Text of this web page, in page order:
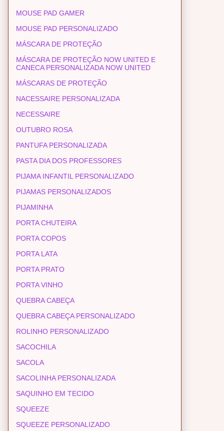
MOUSE PAD GAMER
MOUSE PAD PERSONALIZADO
MÁSCARA DE PROTEÇÃO
MÁSCARA DE PROTEÇÃO NOW UNITED E
CANECA PERSONALIZADA NOW UNITED
MÁSCARAS DE PROTEÇÃO
NACESSAIRE PERSONALIZADA
NECESSAIRE
OUTUBRO ROSA
PANTUFA PERSONALIZADA
PASTA DIA DOS PROFESSORES
PIJAMA INFANTIL PERSONALIZADO
PIJAMAS PERSONALIZADOS
PIJAMINHA
PORTA CHUTEIRA
PORTA COPOS
PORTA LATA
PORTA PRATO
PORTA VINHO
QUEBRA CABEÇA
QUEBRA CABEÇA PERSONALIZADO
ROLINHO PERSONALIZADO
SACOCHILA
SACOLA
SACOLINHA PERSONALIZADA
SAQUINHO EM TECIDO
SQUEEZE
SQUEEZE PERSONALIZADO